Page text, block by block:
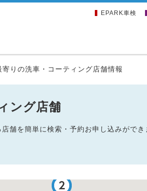
EPARK車検
寄りの洗車・コーティング店舗情報
ング店舗
舗を簡単に検索・予約お申し込みができ